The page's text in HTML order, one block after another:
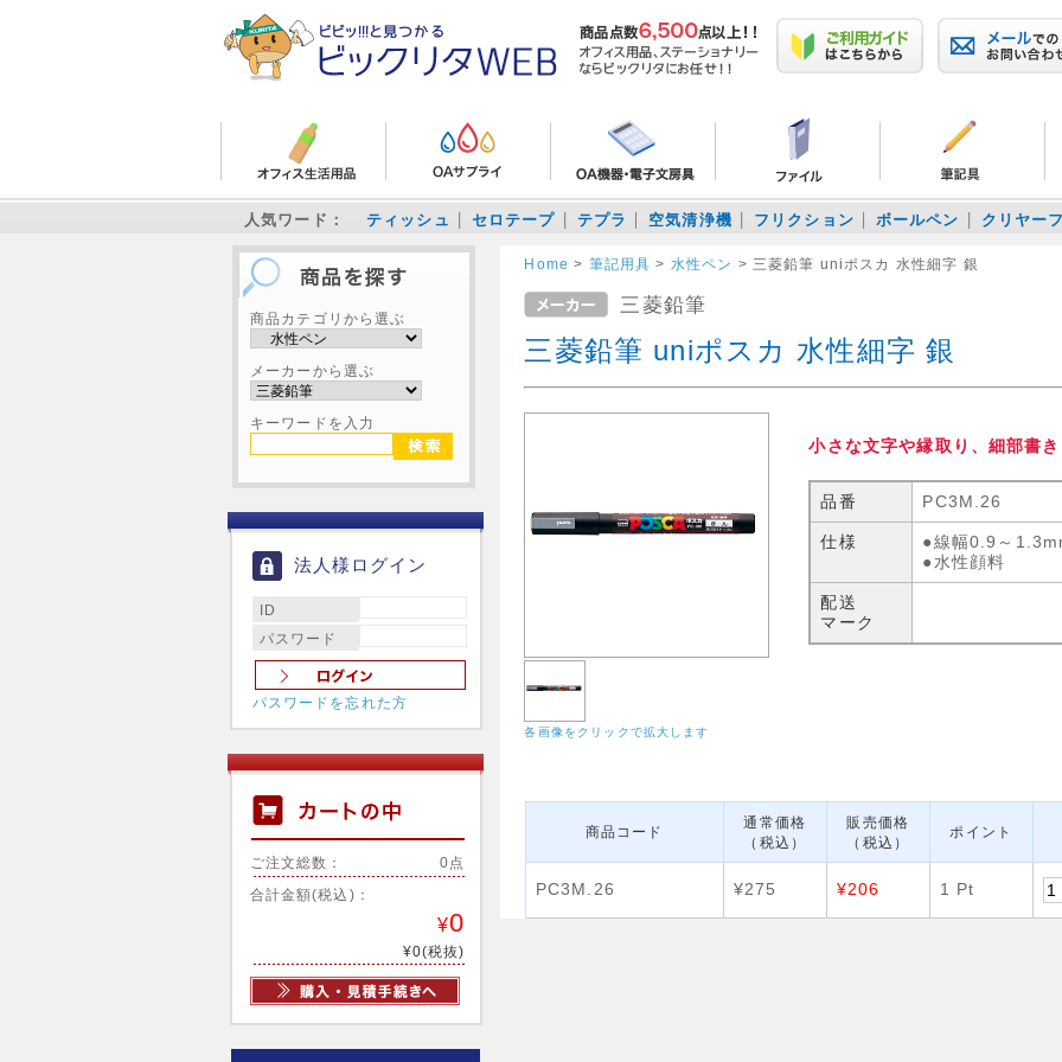
人気ワード： ティッシュ セロテープ テプラ 空気清浄機 フリクション ボールペン クリヤー
商品カテゴリから選ぶ
メーカーから選ぶ
キーワードを入力
法人様ログイン
ID
パスワード
パスワードを忘れた方
ご注文総数： 0点
合計金額(税込)：
¥0
¥0(税抜)
Home > 筆記用具 > 水性ペン > 三菱鉛筆 uniポスカ 水性細字 銀
三菱鉛筆
三菱鉛筆 uniポスカ 水性細字 銀
各画像をクリックで拡大します
小さな文字や縁取り、細部書
品番 PC3M.26
仕様
●線幅0.9～
●水性顔料
配送
マーク
商品コード
通常価格
（税込）
販売価格
（税込）
ポイント
PC3M.26 ¥275 ¥206 1 Pt